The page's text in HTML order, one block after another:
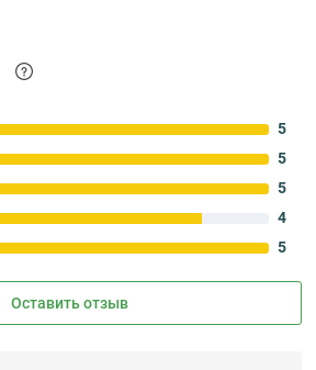
5
5
5
4
5
Оставить отзыв